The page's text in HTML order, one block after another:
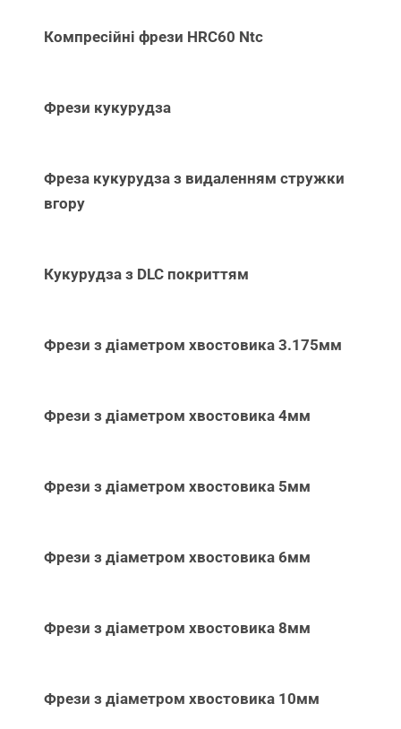
Компресійні фрези HRC60 Ntc
Фрези кукурудза
Фреза кукурудза з видаленням стружки
вгору
Кукурудза з DLC покриттям
Фрези з діаметром хвостовика 3.175мм
Фрези з діаметром хвостовика 4мм
Фрези з діаметром хвостовика 5мм
Фрези з діаметром хвостовика 6мм
Фрези з діаметром хвостовика 8мм
Фрези з діаметром хвостовика 10мм